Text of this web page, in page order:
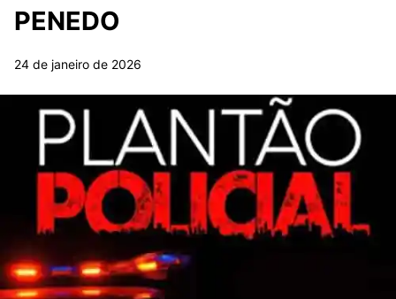
PENEDO
24 de janeiro de 2026